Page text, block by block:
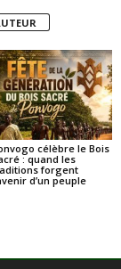
célèbre le Bois
: quand les
forgent
d’un peuple